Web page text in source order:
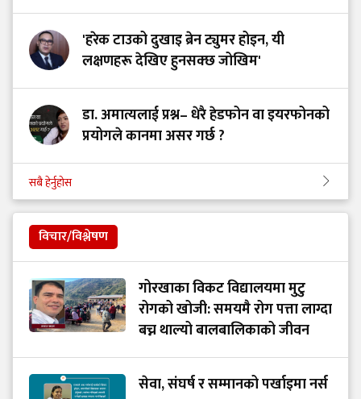
'हरेक टाउको दुखाइ ब्रेन ट्युमर होइन, यी
लक्षणहरू देखिए हुनसक्छ जोखिम'
डा. अमात्यलाई प्रश्न– धेरै हेडफोन वा इयरफोनको
प्रयोगले कानमा असर गर्छ ?
सबै हेर्नुहोस
विचार/विश्लेषण
गोरखाका विकट विद्यालयमा मुटु
रोगको खोजी: समयमै रोग पत्ता लाग्दा
बच्न थाल्यो बालबालिकाको जीवन
सेवा, संघर्ष र सम्मानको पर्खाइमा नर्स